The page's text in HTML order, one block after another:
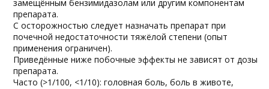
замещённым бензимидазолам или другим компонентам
препарата.
С осторожностью следует назначать препарат при
почечной недостаточности тяжёлой степени (опыт
применения ограничен).
Приведённые ниже побочные эффекты не зависят от дозы
препарата.
Часто (>1/100, <1/10): головная боль, боль в животе,